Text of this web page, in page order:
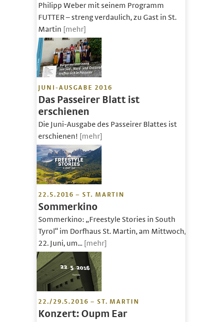
Philipp Weber mit seinem Programm
FUTTER – streng verdaulich, zu Gast in St.
Martin [mehr]
JUNI-AUSGABE 2016
Das Passeirer Blatt ist
erschienen
Die Juni-Ausgabe des Passeirer Blattes ist
erschienen! [mehr]
22.5.2016 – ST. MARTIN
Sommerkino
Sommerkino: „Freestyle Stories in South
Tyrol“ im Dorfhaus St. Martin, am Mittwoch,
22. Juni, um... [mehr]
22./29.5.2016 – ST. MARTIN
Konzert: Oupm Ear